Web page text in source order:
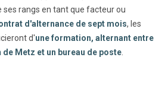
rangs en tant que facteur ou
d'alternance de sept mois, les
d'une formation, alternant entre
Metz et un bureau de poste